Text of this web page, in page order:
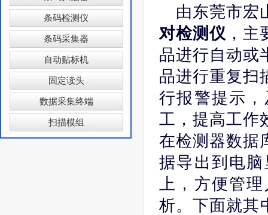
条码检测仪
条码采集器
自动贴标机
固定读头
数据采集终端
扫描模组
由东莞市宏
对检测仪 ，
品进行自动或
品进行重复扫
行报警提示
工，提高工作
在检测器数据
据导出到电
上，方便管
析。下面就